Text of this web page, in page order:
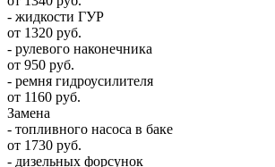
- жидкости ГУР
от 1320 руб.
- рулевого наконечника
от 950 руб.
- ремня гидроусилителя
от 1160 руб.
Замена
- топливного насоса в баке
от 1730 руб.
- дизельных форсунок